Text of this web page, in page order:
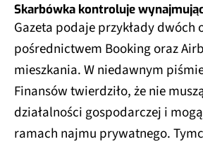
Skarbówka kontroluje
Gazeta podaje przykłady dwóch
pośrednictwem Booking oraz
mieszkania. W niedawnym
Finansów twierdziło, że nie
działalności gospodarczej i
ramach najmu prywatnego.